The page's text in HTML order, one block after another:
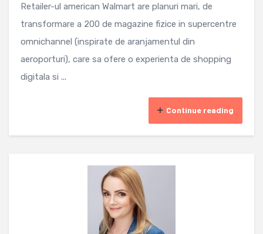
Retailer-ul american Walmart are planuri mari, de
transformare a 200 de magazine fizice in supercentre
omnichannel (inspirate de aranjamentul din
aeroporturi), care sa ofere o experienta de shopping
digitala si ...
Continue reading